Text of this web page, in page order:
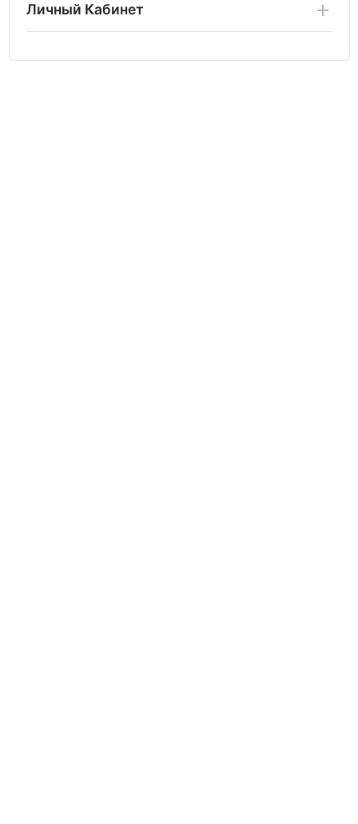
Личный Кабинет